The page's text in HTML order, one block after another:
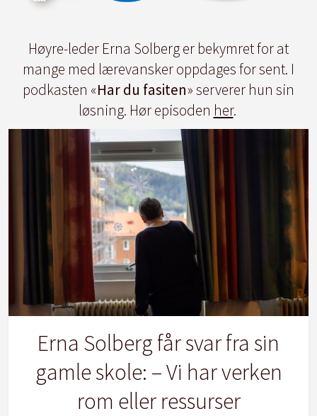
Høyre-leder Erna Solberg er bekymret for at
mange med lærevansker oppdages for sent. I
podkasten «Har du fasiten» serverer hun sin
løsning. Hør episoden her.
Erna Solberg får svar fra sin
gamle skole: – Vi har verken
rom eller ressurser